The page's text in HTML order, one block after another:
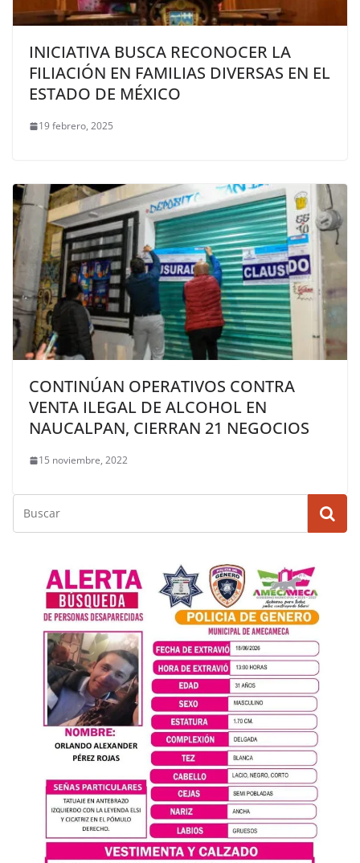
INICIATIVA BUSCA RECONOCER LA
FILIACIÓN EN FAMILIAS DIVERSAS EN EL
ESTADO DE MÉXICO
19 febrero, 2025
CONTINÚAN OPERATIVOS CONTRA
VENTA ILEGAL DE ALCOHOL EN
NAUCALPAN, CIERRAN 21 NEGOCIOS
15 noviembre, 2022